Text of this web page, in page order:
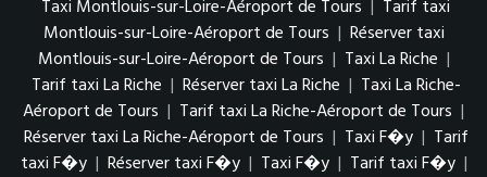
Taxi Montlouis-sur-Loire-Aéroport de Tours | Tarif taxi
Montlouis-sur-Loire-Aéroport de Tours | Réserver taxi
Montlouis-sur-Loire-Aéroport de Tours | Taxi La Riche |
Tarif taxi La Riche | Réserver taxi La Riche | Taxi La Riche-
Aéroport de Tours | Tarif taxi La Riche-Aéroport de Tours |
Réserver taxi La Riche-Aéroport de Tours | Taxi F�y | Tarif
taxi F�y | Réserver taxi F�y | Taxi F�y | Tarif taxi F�y |